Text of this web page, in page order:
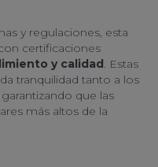
y regulaciones, esta
certificaciones
y calidad. Estas
tranquilidad tanto a los
que las
más altos de la